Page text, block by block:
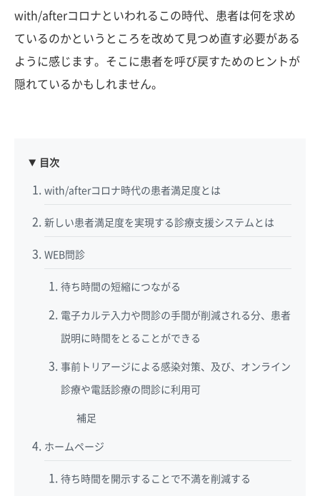
with/afterコロナといわれるこの時代、患者は何を求め
ているのかというところを改めて見つめ直す必要がある
ように感じます。そこに患者を呼び戻すためのヒントが
隠れているかもしれません。
目次
with/afterコロナ時代の患者満足度とは
新しい患者満足度を実現する診療支援システムとは
WEB問診
待ち時間の短縮につながる
電子カルテ入力や問診の手間が削減される分、患者
説明に時間をとることができる
事前トリアージによる感染対策、及び、オンライン
診療や電話診療の問診に利用可
補足
ホームページ
待ち時間を開示することで不満を削減する